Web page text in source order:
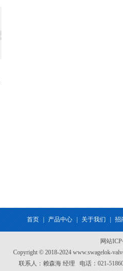
首页 | 产品中心 | 关于我们 | 招
网站
Copyright © 2018-2024 www.swagelok-
联系人：赖森海 经理 电话：021-